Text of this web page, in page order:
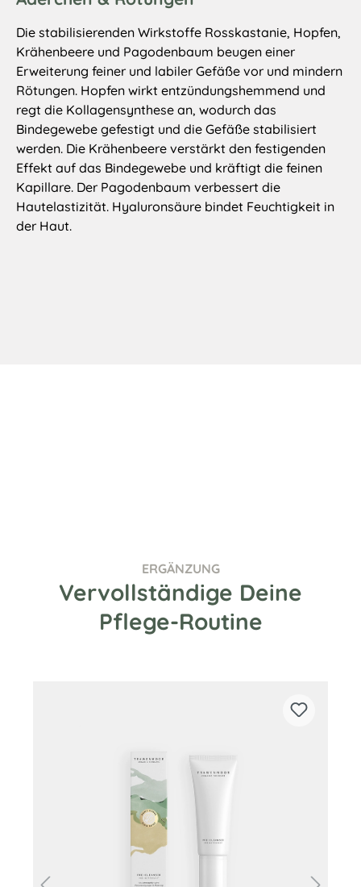
Die stabilisierenden Wirkstoffe Rosskastanie, Hopfen,
Krähenbeere und Pagodenbaum beugen einer
Erweiterung feiner und labiler Gefäße vor und mindern
Rötungen. Hopfen wirkt entzündungshemmend und
regt die Kollagensynthese an, wodurch das
Bindegewebe gefestigt und die Gefäße stabilisiert
werden. Die Krähenbeere verstärkt den festigenden
Effekt auf das Bindegewebe und kräftigt die feinen
Kapillare. Der Pagodenbaum verbessert die
Hautelastizität. Hyaluronsäure bindet Feuchtigkeit in
der Haut.
ERGÄNZUNG
Vervollständige Deine
Pflege-Routine